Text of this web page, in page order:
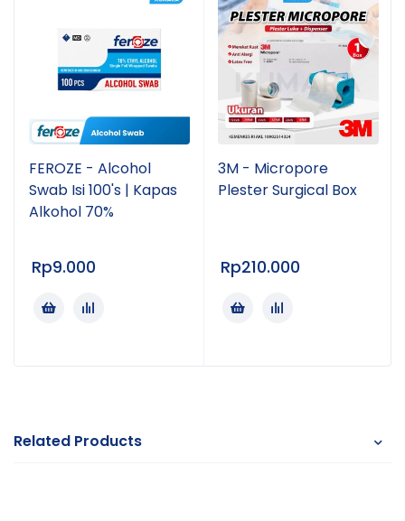
FEROZE - Alcohol
Swab Isi 100's | Kapas
Alkohol 70%
Rp9.000
3M - Micropore
Plester Surgical Box
Rp210.000
Related Products